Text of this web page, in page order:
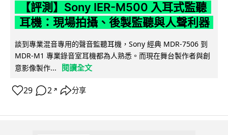
【評測】Sony IER-M500 入耳式監聽
耳機：現場拍攝、後製監聽與人聲利器
談到專業混音專用的聲音監聽耳機，Sony 經典 MDR-7506 到
MDR-M1 專業錄音室耳機都為人熟悉。而現在舞台製作者與創
意影像製作...
閱讀全文
29 2 ↗ 分享